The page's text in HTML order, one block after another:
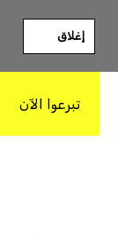
إغلاق
تبرعوا الآن